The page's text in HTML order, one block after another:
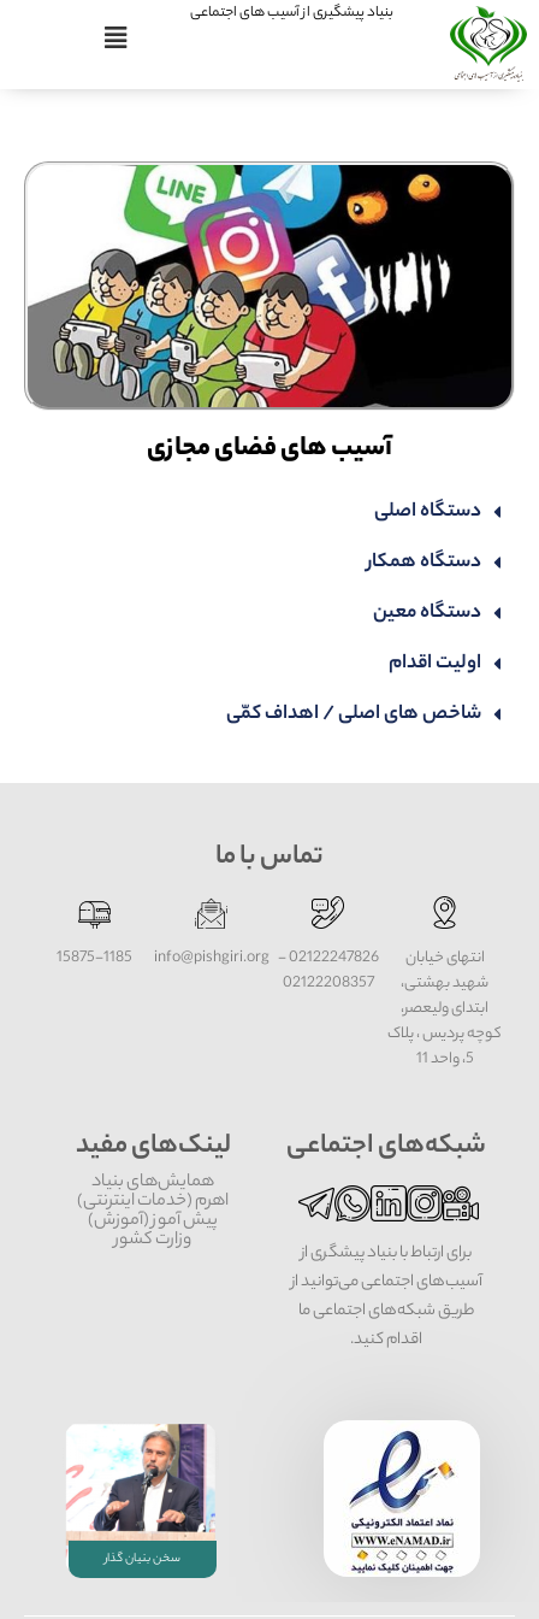
بنیاد پیشگیری از آسیب های اجتماعی
آسیب های فضای مجازی
دستگاه اصلی
دستگاه همکار
دستگاه معین
اولیت اقدام
شاخص های اصلی / اهداف کمّی
تماس با ما
انتهای خیابان
شهید بهشتی،
ابتدای ولیعصر،
کوچه پردیس ، پلاک
5، واحد 11
02122247826 -
02122208357
info@pishgiri.org
15875-1185
شبکه‌های اجتماعی
برای ارتباط با بنیاد پیشگری از
آسیب‌های اجتماعی می‌توانید از
طریق شبکه‌‎های اجتماعی ما
اقدام کنید.
لینک‌های مفید
همایش‌های بنیاد
اهرم (خدمات اینترنتی)
پیش آموز (آموزش)
وزارت کشور
سخن بنیان گذار